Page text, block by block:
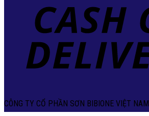
CÔNG TY CỔ PHẦN SƠN BIBIONE VIỆT NAM